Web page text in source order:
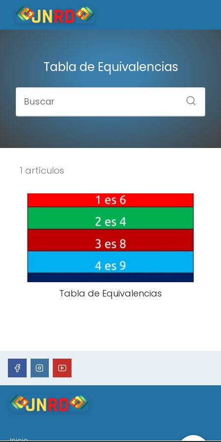
Tabla de Equivalencias
1 artículos
Tabla de Equivalencias